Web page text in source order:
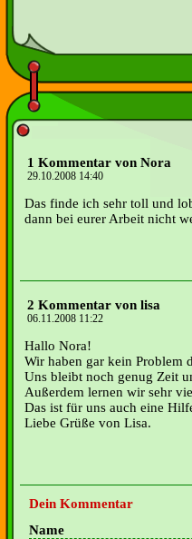
1 Kommentar von Nora
29.10.2008 14:40
Das finde ich sehr toll und
dann bei eurer Arbeit nicht
2 Kommentar von lisa
06.11.2008 11:22
Hallo Nora!
Wir haben gar kein Problem
Uns bleibt noch genug Zeit
Außerdem lernen wir sehr
Das ist für uns auch eine
Liebe Grüße von Lisa.
Dein Kommentar
Name